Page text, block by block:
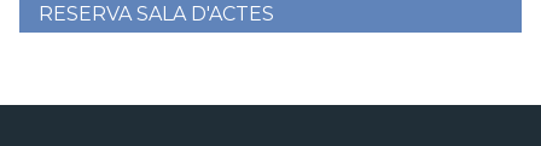
RESERVA SALA D'ACTES